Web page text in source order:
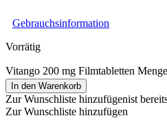
Gebrauchsinformation
Vorrätig
Vitango 200 mg Filmtabletten Menge
In den Warenkorb
Zur Wunschliste hinzufügenist
Zur Wunschliste hinzufügen